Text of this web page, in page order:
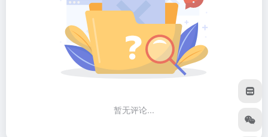
暂无评论...